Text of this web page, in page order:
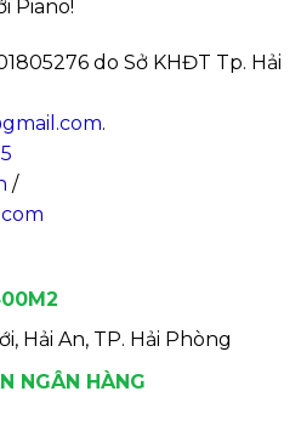
Piano!
do Sở KHĐT Tp. Hải
.
/
Hải An, TP. Hải Phòng
NGÂN HÀNG